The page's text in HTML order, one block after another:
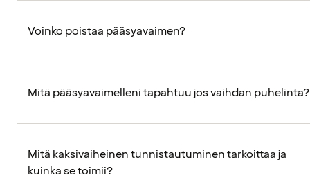
Voinko poistaa pääsyavaimen?
Mitä pääsyavaimelleni tapahtuu jos vaihdan puhelinta?
Mitä kaksivaiheinen tunnistautuminen tarkoittaa ja
kuinka se toimii?